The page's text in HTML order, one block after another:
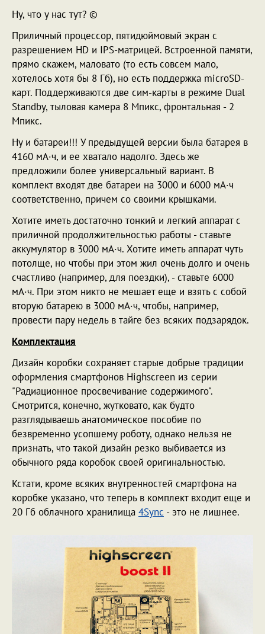
Ну, что у нас тут? ©
Приличный процессор, пятидюймовый экран с
разрешением HD и IPS-матрицей. Встроенной памяти,
прямо скажем, маловато (то есть совсем мало,
хотелось хотя бы 8 Гб), но есть поддержка microSD-
карт. Поддерживаются две сим-карты в режиме Dual
Standby, тыловая камера 8 Мпикс, фронтальная - 2
Мпикс.
Ну и батареи!!! У предыдущей версии была батарея в
4160 мА·ч, и ее хватало надолго. Здесь же
предложили более универсальный вариант. В
комплект входят две батареи на 3000 и 6000 мА·ч
соответственно, причем со своими крышками.
Хотите иметь достаточно тонкий и легкий аппарат с
приличной продолжительностью работы - ставьте
аккумулятор в 3000 мА·ч. Хотите иметь аппарат чуть
потолще, но чтобы при этом жил очень долго и очень
счастливо (например, для поездки), - ставьте 6000
мА·ч. При этом никто не мешает еще и взять с собой
вторую батарею в 3000 мА·ч, чтобы, например,
провести пару недель в тайге без всяких подзарядок.
Комплектация
Дизайн коробки сохраняет старые добрые традиции
оформления смартфонов Highscreen из серии
"Радиационное просвечивание содержимого".
Смотрится, конечно, жутковато, как будто
разглядываешь анатомическое пособие по
безвременно усопшему роботу, однако нельзя не
признать, что такой дизайн резко выбивается из
обычного ряда коробок своей оригинальностью.
Кстати, кроме всяких внутренностей смартфона на
коробке указано, что теперь в комплект входит еще и
20 Гб облачного хранилища 4Sync - это не лишнее.